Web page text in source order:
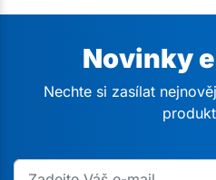
Novinky
Nechte si zasílat